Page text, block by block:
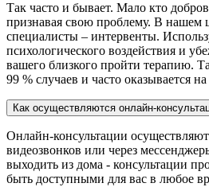
Так часто и бывает. Мало кто
признавая свою проблему. В нашем
специалисты – интервенты.
психологического воздействия и
вашего близкого пройти терапию.
99 % случаев и часто оказывается
Как осуществляются онлайн-
Онлайн-консультации
видеозвонков или через
выходить из дома - консультации
быть доступными для вас в любое